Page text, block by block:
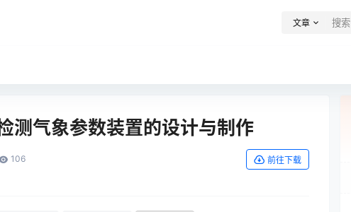
文章
测气象参数装置的设计与制作
106 前往下载